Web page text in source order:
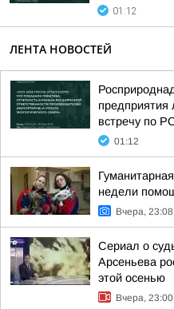
01:12
ЛЕНТА НОВОСТЕЙ
предприятия
встречу по
01:12
недели
Вчера, 23:08
Сериал о
Арсеньева
этой осенью
Вчера, 23:00